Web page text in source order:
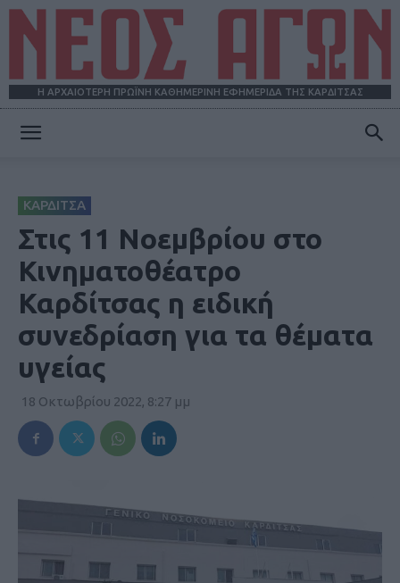
Η ΑΡΧΑΙΟΤΕΡΗ ΠΡΩΪΝΗ ΚΑΘΗΜΕΡΙΝΗ ΕΦΗΜΕΡΙΔΑ ΤΗΣ ΚΑΡΔΙΤΣΑΣ
ΚΑΡΔΙΤΣΑ
Στις 11 Νοεμβρίου στο
Κινηματοθέατρο
Καρδίτσας η ειδική
συνεδρίαση για τα θέματα
υγείας
18 Οκτωβρίου 2022, 8:27 μμ